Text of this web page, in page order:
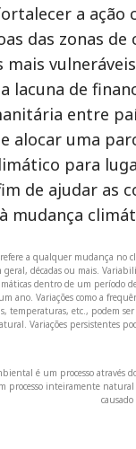
a ação
das zonas
lacuna de
entre
alocar uma
para
de ajudar as
mudança
a qualquer mudança no
décadas ou mais.
dentro de um período
ano. Variações como a
temperaturas, etc., podem
Variações persistentes
é um processo através
processo inteiramente natural